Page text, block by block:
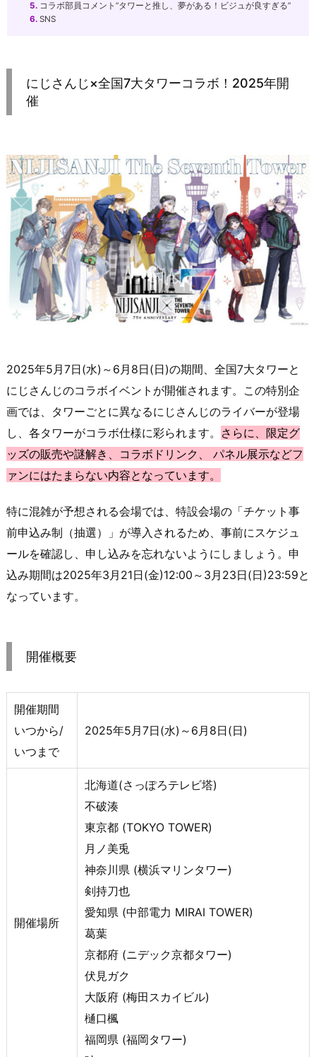
5. コラボ部員コメント”タワーと推し、夢がある！ビジュが良すぎる”
6. SNS
にじさんじ×全国7大タワーコラボ！2025年開
催
2025年5月7日(水)～6月8日(日)の期間、全国7大タワーと
にじさんじのコラボイベントが開催されます。この特別企
画では、タワーごとに異なるにじさんじのライバーが登場
し、各タワーがコラボ仕様に彩られます。 さらに、限定グ
ッズの販売や謎解き、コラボドリンク、 パネル展示などフ
ァンにはたまらない内容となっています。
特に混雑が予想される会場では、特設会場の「チケット事
前申込み制（抽選）」が導入されるため、事前にスケジュ
ールを確認し、申し込みを忘れないようにしましょう。申
込み期間は2025年3月21日(金)12:00～3月23日(日)23:59と
なっています。
開催概要
開催期間
いつから/
いつまで
2025年5月7日(水)～6月8日(日)
開催場所
北海道(さっぽろテレビ塔)
不破湊
東京都 (TOKYO TOWER)
月ノ美兎
神奈川県 (横浜マリンタワー)
剣持刀也
愛知県 (中部電力 MIRAI TOWER)
葛葉
京都府 (ニデック京都タワー)
伏見ガク
大阪府 (梅田スカイビル)
樋口楓
福岡県 (福岡タワー)